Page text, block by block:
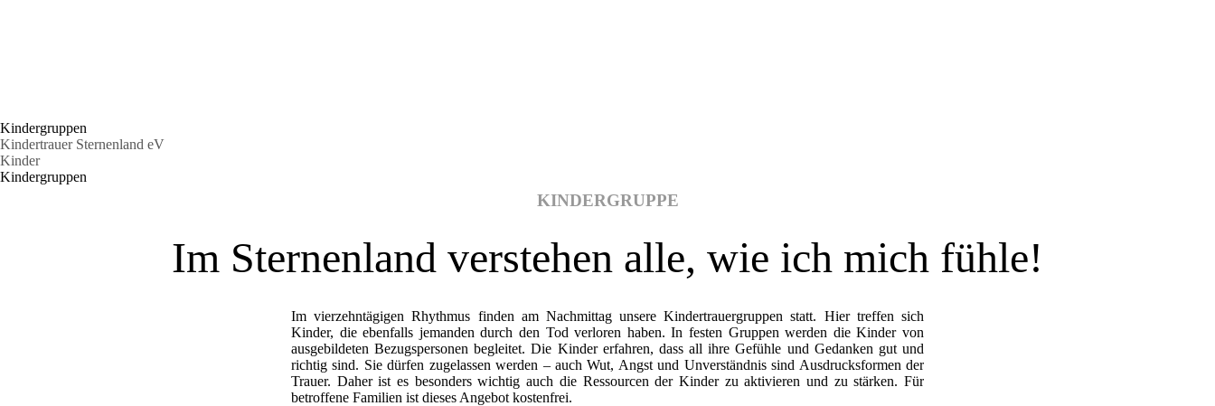
Kindergruppen
Kindertrauer Sternenland eV
Kinder
Kindergruppen
KINDERGRUPPE
Im Sternenland verstehen alle, wie ich mich fühle!
Im vierzehntägigen Rhythmus finden am Nachmittag unsere Kindertrauergruppen statt. Hier treffen sich
Kinder, die ebenfalls jemanden durch den Tod verloren haben. In festen Gruppen werden die Kinder von
ausgebildeten Bezugspersonen begleitet. Die Kinder erfahren, dass all ihre Gefühle und Gedanken gut und
richtig sind. Sie dürfen zugelassen werden – auch Wut, Angst und Unverständnis sind Ausdrucksformen der
Trauer. Daher ist es besonders wichtig auch die Ressourcen der Kinder zu aktivieren und zu stärken. Für
betroffene Familien ist dieses Angebot kostenfrei.